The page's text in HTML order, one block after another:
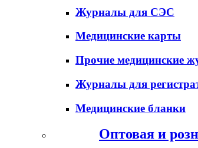
Журналы для СЭС
Медицинские карты
Прочие медицинские
Журналы для
Медицинские бланки
Оптовая и